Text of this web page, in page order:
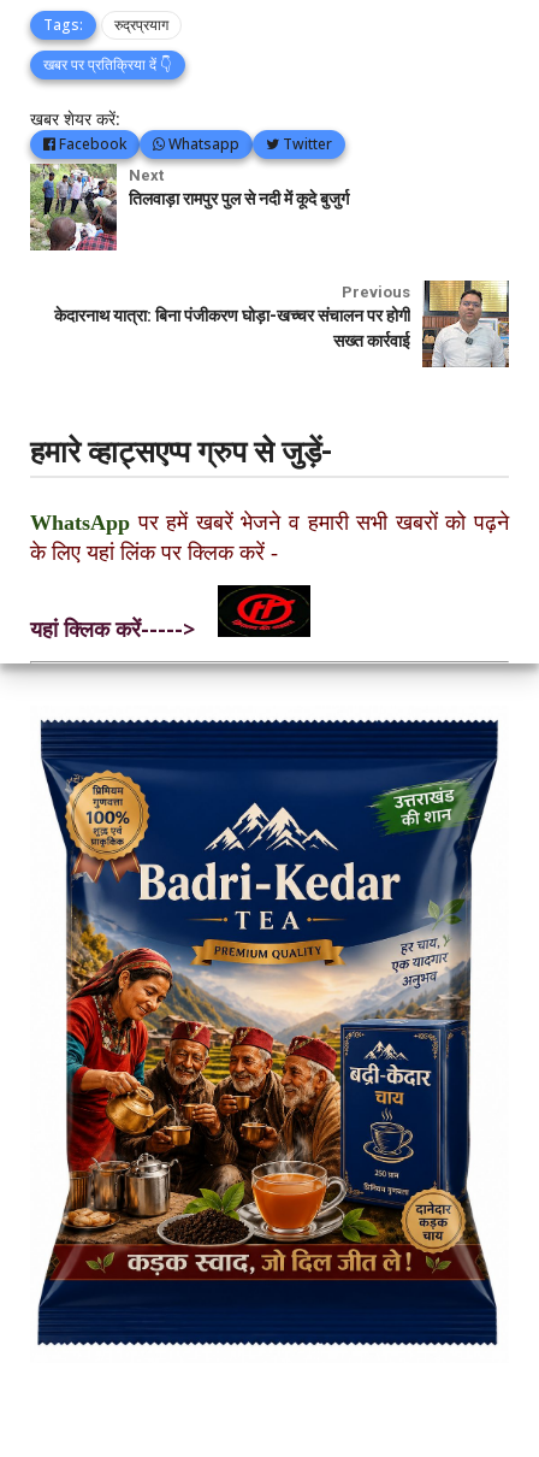
Tags:
रुद्रप्रयाग
खबर पर प्रतिक्रिया दें 👇
खबर शेयर करें:
Facebook Whatsapp Twitter
Next
तिलवाड़ा रामपुर पुल से नदी में कूदे बुजुर्ग
Previous
केदारनाथ यात्रा: बिना पंजीकरण घोड़ा-खच्चर संचालन पर होगी
सख्त कार्रवाई
हमारे व्हाट्सएप्प ग्रुप से जुड़ें-
WhatsApp पर हमें खबरें भेजने व हमारी सभी खबरों को पढ़ने
के लिए यहां लिंक पर क्लिक करें -
यहां क्लिक करें----->